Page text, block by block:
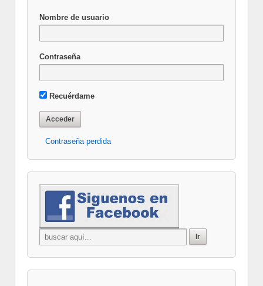
Nombre de usuario
Contraseña
Recuérdame
Contraseña perdida